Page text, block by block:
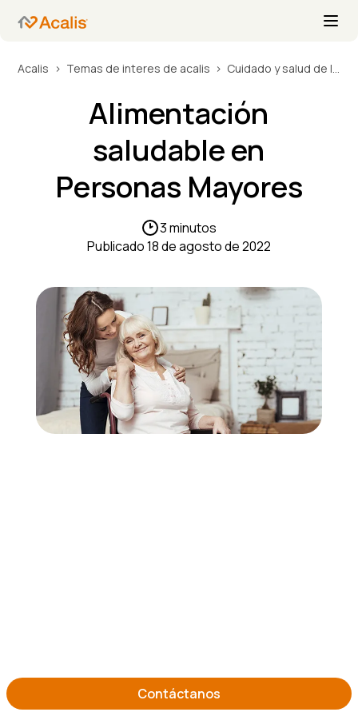
Acalis Temas de interes de acalis Cuidado y salud de los residentes
Alimentación
saludable en
Personas Mayores
3 minutos
Publicado 18 de agosto de 2022
Contáctanos